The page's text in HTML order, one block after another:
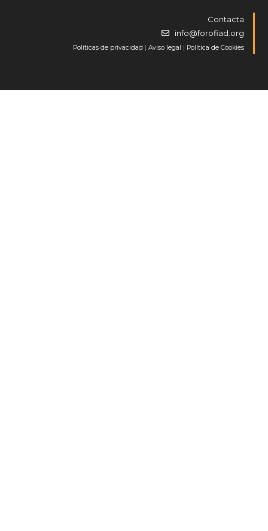
Contacta
info@forofiad.org
Políticas de privacidad | Aviso legal | Política de Cookies